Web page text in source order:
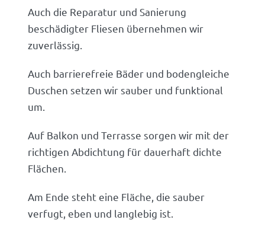
Auch die Reparatur und Sanierung
beschädigter Fliesen übernehmen wir
zuverlässig.
Auch barrierefreie Bäder und bodengleiche
Duschen setzen wir sauber und funktional
um.
Auf Balkon und Terrasse sorgen wir mit der
richtigen Abdichtung für dauerhaft dichte
Flächen.
Am Ende steht eine Fläche, die sauber
verfugt, eben und langlebig ist.